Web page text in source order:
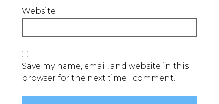
Website
Save my name, email, and website in this
browser for the next time I comment.